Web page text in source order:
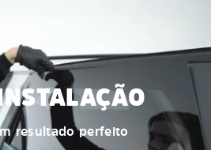
resultado perfeito